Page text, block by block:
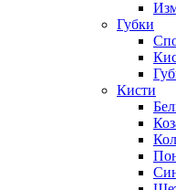
Губки
Кисти